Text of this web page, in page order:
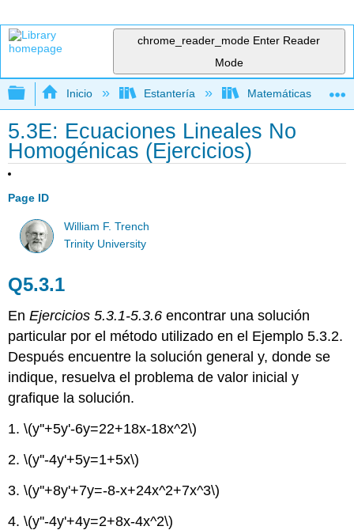
chrome_reader_mode Enter Reader
Mode
Expandir/contraer jerarquía global
Inicio Estantería Matemáticas
5.3E: Ecuaciones Lineales No
Homogénicas (Ejercicios)
Page ID
William F. Trench
Trinity University
Q5.3.1
EnEjercicios 5.3.1-5.3.6 encontrar una solución
particular por el método utilizado en el Ejemplo 5.3.2.
Después encuentre la solución general y, donde se
indique, resuelva el problema de valor inicial y
grafique la solución.
1.\(y''+5y'-6y=22+18x-18x^2\)
2.\(y''-4y'+5y=1+5x\)
3.\(y''+8y'+7y=-8-x+24x^2+7x^3\)
4.\(y''-4y'+4y=2+8x-4x^2\)